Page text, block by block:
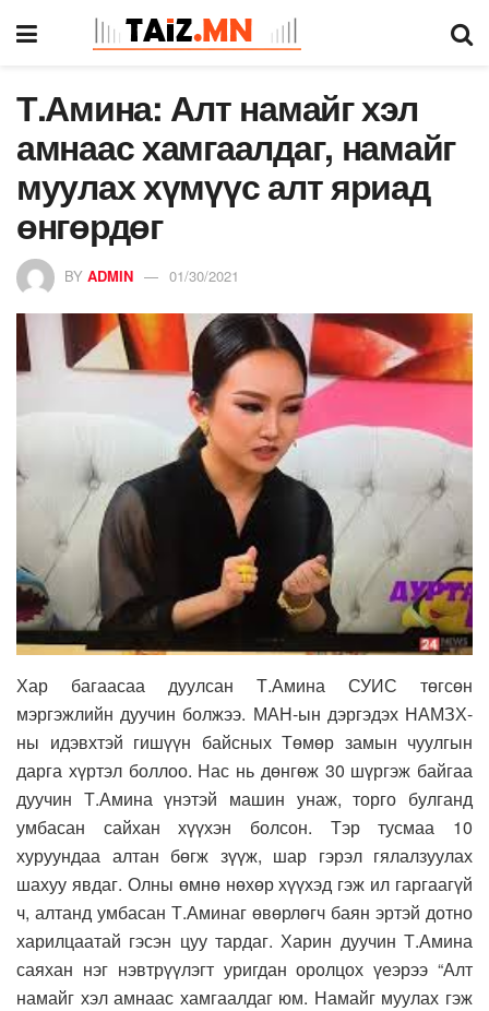
Т.Амина: Алт намайг хэл
амнаас хамгаалдаг, намайг
муулах хүмүүс алт яриад
өнгөрдөг
BY ADMIN 01/30/2021
Хар багаасаа дуулсан Т.Амина СУИС төгсөн
мэргэжлийн дуучин болжээ. МАН-ын дэргэдэх НАМЗХ-
ны идэвхтэй гишүүн байсных Төмөр замын чуулгын
дарга хүртэл боллоо. Нас нь дөнгөж 30 шүргэж байгаа
дуучин Т.Амина үнэтэй машин унаж, торго булганд
умбасан сайхан хүүхэн болсон. Тэр тусмаа 10
хуруундаа алтан бөгж зүүж, шар гэрэл гялалзуулах
шахуу явдаг. Олны өмнө нөхөр хүүхэд гэж ил гаргаагүй
ч, алтанд умбасан Т.Аминаг өвөрлөгч баян эртэй дотно
харилцаатай гэсэн цуу тардаг. Харин дуучин Т.Амина
саяхан нэг нэвтрүүлэгт уригдан оролцох үеэрээ “Алт
намайг хэл амнаас хамгаалдаг юм. Намайг муулах гэж